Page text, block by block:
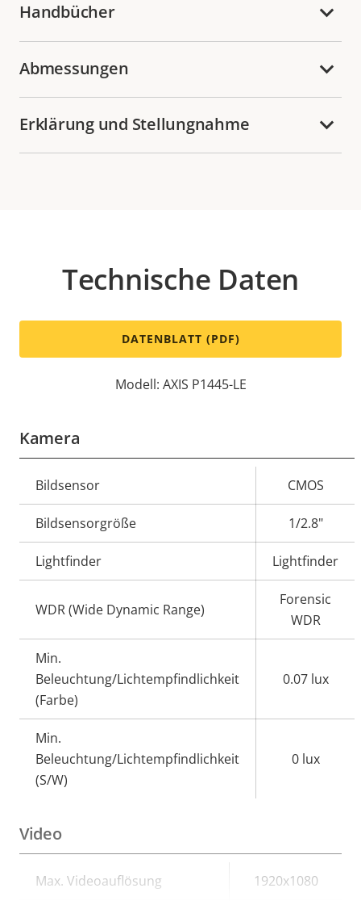
Handbücher
Abmessungen
Erklärung und Stellungnahme
Technische Daten
DATENBLATT (PDF)
Modell: AXIS P1445-LE
Kamera
Eigentumsbeschreibung Eigentumswert
Bildsensor CMOS
Bildsensorgröße 1/2.8"
Lightfinder Lightfinder
WDR (Wide Dynamic Range)
Forensic
WDR
Min.
Beleuchtung/Lichtempfindlichkeit
(Farbe)
0.07 lux
Min.
Beleuchtung/Lichtempfindlichkeit
(S/W)
0 lux
Video
Eigentumsbeschreibung Eigentumswert
Max. Videoauflösung 1920x1080